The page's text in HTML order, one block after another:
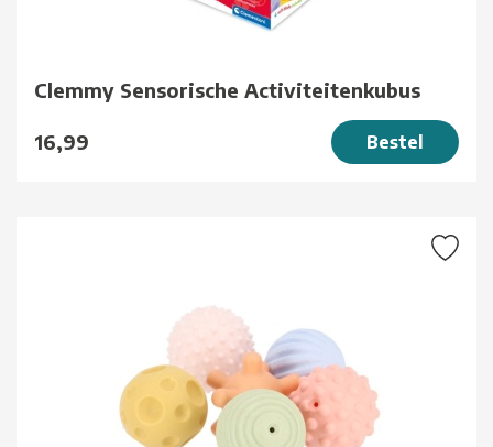
Clemmy Sensorische Activiteitenkubus
16,99 Bestel